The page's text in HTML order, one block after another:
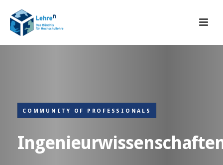
COMMUNITY OF PROFESSIONALS